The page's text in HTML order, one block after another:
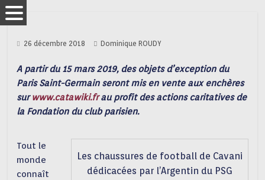
26 décembre 2018 Dominique ROUDY
A partir du 15 mars 2019, des objets d’exception du
Paris Saint-Germain seront mis en vente aux enchères
surwww.catawiki.frau profit des actions caritatives de
la Fondation du club parisien.
Les chaussures de football de Cavani
dédicacées par l’Argentin du PSG
Tout le
monde
connaît